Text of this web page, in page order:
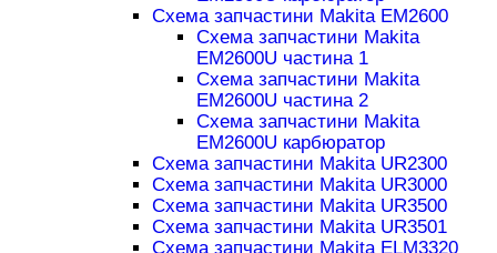
Схема запчастини Makita EM2600
Схема запчастини Makita
EM2600U частина 1
Схема запчастини Makita
EM2600U частина 2
Схема запчастини Makita
EM2600U карбюратор
Схема запчастини Makita UR2300
Схема запчастини Makita UR3000
Схема запчастини Makita UR3500
Схема запчастини Makita UR3501
Схема запчастини Makita ELM3320